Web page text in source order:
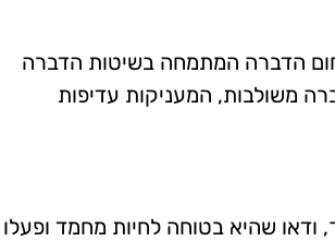
הדברה המתמחה בשיטות הדברה
משולבות, המעניקות עדיפות
שהיא בטוחה לחיות מחמד ופעלו